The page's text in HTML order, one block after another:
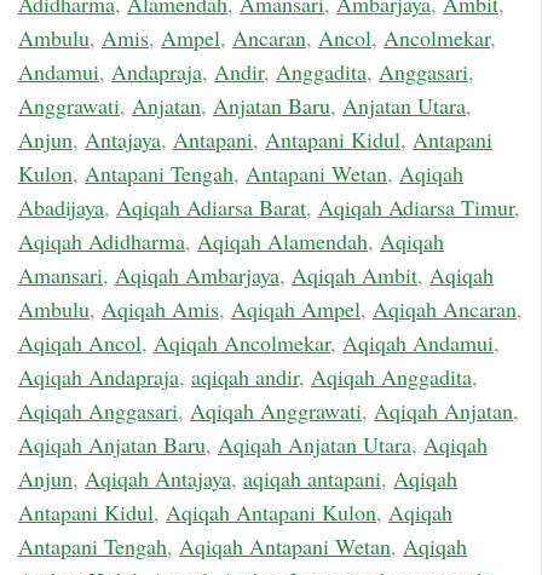
Ambulu, Amis, Ampel, Ancaran, Ancol, Ancolmekar,
Andamui, Andapraja, Andir, Anggadita, Anggasari,
Anggrawati, Anjatan, Anjatan Baru, Anjatan Utara,
Anjun, Antajaya, Antapani, Antapani Kidul, Antapani
Kulon, Antapani Tengah, Antapani Wetan, Aqiqah
Abadijaya, Aqiqah Adiarsa Barat, Aqiqah Adiarsa Timur,
Aqiqah Adidharma, Aqiqah Alamendah, Aqiqah
Amansari, Aqiqah Ambarjaya, Aqiqah Ambit, Aqiqah
Ambulu, Aqiqah Amis, Aqiqah Ampel, Aqiqah Ancaran,
Aqiqah Ancol, Aqiqah Ancolmekar, Aqiqah Andamui,
Aqiqah Andapraja, aqiqah andir, Aqiqah Anggadita,
Aqiqah Anggasari, Aqiqah Anggrawati, Aqiqah Anjatan,
Aqiqah Anjatan Baru, Aqiqah Anjatan Utara, Aqiqah
Anjun, Aqiqah Antajaya, aqiqah antapani, Aqiqah
Antapani Kidul, Aqiqah Antapani Kulon, Aqiqah
Antapani Tengah, Aqiqah Antapani Wetan, Aqiqah